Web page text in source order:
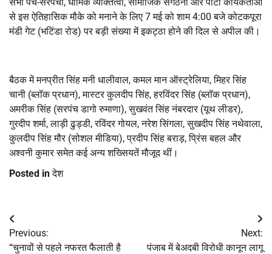
से इस ऐतिहासिक मौके को मनाने के लिए 7 मई को शाम 4:00 बजे कोटकपूरा
मंडी गेट (भटिंडा रोड) पर बड़ी संख्या में इकट्ठा होने की दिल से अपील की।
बैठक में मनप्रीत सिंह मनी धालीवाल, कमल मान ऑस्ट्रेलिया, मिहर सिंह
चानी (ब्लॉक प्रधान), मास्टर कुलदीप सिंह, हरविंदर सिंह (ब्लॉक प्रधान),
अमरीक सिंह (सरपंच डागो रुमाणा), सुखवंत सिंह नंबरदार (यूथ लीडर),
गुरदीप शर्मा, लाड़ी ढुड्डी, रविंदर गोयल, नरेश सिंगला, सुखदीप सिंह नथेवाला,
कुलदीप सिंह मौर (सोशल मीडिया), प्रदीप सिंह बराड़, प्रिंस बहल और
अश्वनी कुमार समेत कई अन्य शख्सियतें मौजूद थीं।
Posted inदेश
Post
navigation
Previous:
“चुनावों से पहले नफरत फैलाती है
Next:
पंजाब में बेअदबी विरोधी कानून लागू